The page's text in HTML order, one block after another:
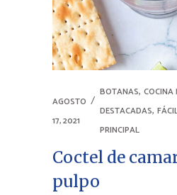
AGOSTO
17, 2021
BOTANAS, COCINA
DESTACADAS,
PRINCIPAL
Coctel de
pulpo